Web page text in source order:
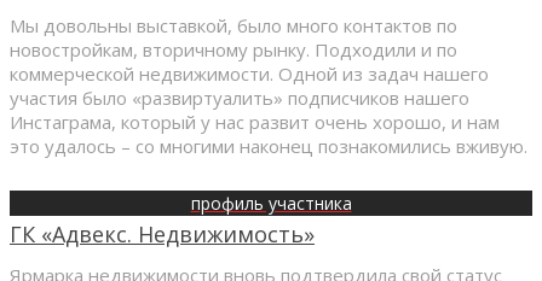
Мы довольны выставкой, было много контактов по
новостройкам, вторичному рынку. Подходили и по
коммерческой недвижимости. Одной из задач нашего
участия было «развиртуалить» подписчиков нашего
Инстаграма, который у нас развит очень хорошо, и нам
это удалось – со многими наконец познакомились вживую.
профиль участника
ГК «Адвекс. Недвижимость»
Ярмарка недвижимости вновь подтвердила свой статус